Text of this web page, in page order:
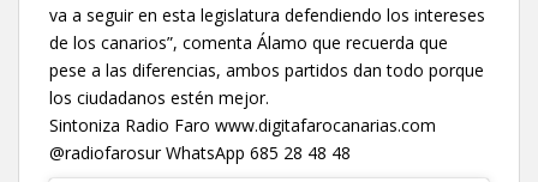
va a seguir en esta legislatura defendiendo los intereses
de los canarios”, comenta Álamo que recuerda que
pese a las diferencias, ambos partidos dan todo porque
los ciudadanos estén mejor.
Sintoniza Radio Faro www.digitafarocanarias.com
@radiofarosur WhatsApp 685 28 48 48